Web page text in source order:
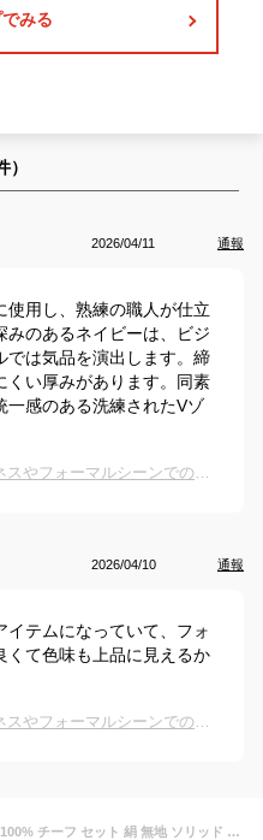
みる
）
2026/04/11 通報
使用し、熟練の職人が仕立
みのあるネイビーは、ビジ
では気品を演出します。締
くい厚みがあります。同素
一感のある洗練されたVゾ
ネイビーの無地ネクタイ！ビジネスやフォーマルシーンでのおすすめは？
2026/04/10 通報
イテムになっていて、フォ
くて色味も上品に見えるか
ネイビーの無地ネクタイ！ビジネスやフォーマルシーンでのおすすめは？
ネクタイ シルク 100% チーフ セット 絹 無地 ソリッド チーフ セット日本製 京都 高級 光沢 上品 艶 ツヤ18色 ネイビーシルバー 結婚式 披露宴 ウェディング フォーマル ビジネス プレゼント ギフト 30代 タイ